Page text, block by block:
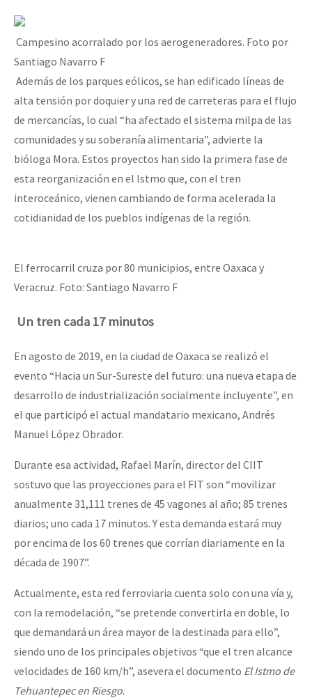
Campesino acorralado por los aerogeneradores. Foto por
Santiago Navarro F
Además de los parques eólicos, se han edificado líneas de
alta tensión por doquier y una red de carreteras para el flujo
de mercancías, lo cual “ha afectado el sistema milpa de las
comunidades y su soberanía alimentaria”, advierte la
bióloga Mora. Estos proyectos han sido la primera fase de
esta reorganización en el Istmo que, con el tren
interoceánico, vienen cambiando de forma acelerada la
cotidianidad de los pueblos indígenas de la región.
El ferrocarril cruza por 80 municipios, entre Oaxaca y
Veracruz. Foto: Santiago Navarro F
Un tren cada 17 minutos
En agosto de 2019, en la ciudad de Oaxaca se realizó el
evento “Hacia un Sur-Sureste del futuro: una nueva etapa de
desarrollo de industrialización socialmente incluyente”, en
el que participó el actual mandatario mexicano, Andrés
Manuel López Obrador.
Durante esa actividad, Rafael Marín, director del CIIT
sostuvo que las proyecciones para el FIT son “movilizar
anualmente 31,111 trenes de 45 vagones al año; 85 trenes
diarios; uno cada 17 minutos. Y esta demanda estará muy
por encima de los 60 trenes que corrían diariamente en la
década de 1907”.
Actualmente, esta red ferroviaria cuenta solo con una vía y,
con la remodelación, “se pretende convertirla en doble, lo
que demandará un área mayor de la destinada para ello”,
siendo uno de los principales objetivos “que el tren alcance
velocidades de 160 km/h”, asevera el documento El Istmo de
Tehuantepec en Riesgo.